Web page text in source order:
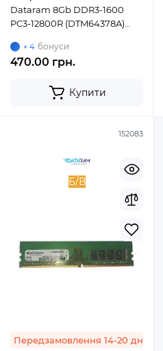
Dataram 8Gb DDR3-1600
PC3-12800R (DTM64378A)
+ 4 бонуси
470.00 грн.
Купити
152083
Б/В
Передзамовлення 14-20 днів